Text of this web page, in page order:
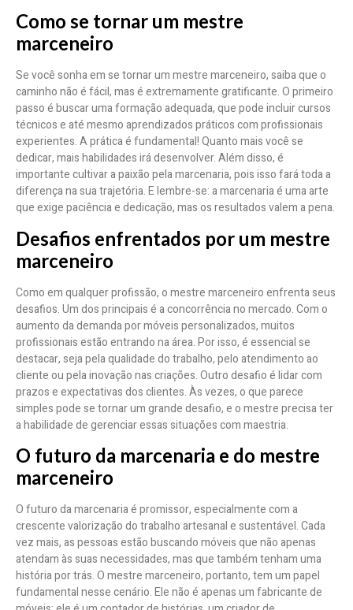
Como se tornar um mestre
marceneiro
Se você sonha em se tornar um mestre marceneiro, saiba que o
caminho não é fácil, mas é extremamente gratificante. O primeiro
passo é buscar uma formação adequada, que pode incluir cursos
técnicos e até mesmo aprendizados práticos com profissionais
experientes. A prática é fundamental! Quanto mais você se
dedicar, mais habilidades irá desenvolver. Além disso, é
importante cultivar a paixão pela marcenaria, pois isso fará toda a
diferença na sua trajetória. E lembre-se: a marcenaria é uma arte
que exige paciência e dedicação, mas os resultados valem a pena.
Desafios enfrentados por um mestre
marceneiro
Como em qualquer profissão, o mestre marceneiro enfrenta seus
desafios. Um dos principais é a concorrência no mercado. Com o
aumento da demanda por móveis personalizados, muitos
profissionais estão entrando na área. Por isso, é essencial se
destacar, seja pela qualidade do trabalho, pelo atendimento ao
cliente ou pela inovação nas criações. Outro desafio é lidar com
prazos e expectativas dos clientes. Às vezes, o que parece
simples pode se tornar um grande desafio, e o mestre precisa ter
a habilidade de gerenciar essas situações com maestria.
O futuro da marcenaria e do mestre
marceneiro
O futuro da marcenaria é promissor, especialmente com a
crescente valorização do trabalho artesanal e sustentável. Cada
vez mais, as pessoas estão buscando móveis que não apenas
atendam às suas necessidades, mas que também tenham uma
história por trás. O mestre marceneiro, portanto, tem um papel
fundamental nesse cenário. Ele não é apenas um fabricante de